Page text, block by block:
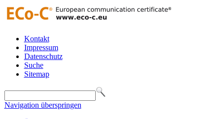
Kontakt
Impressum
Datenschutz
Suche
Sitemap
Navigation überspringen